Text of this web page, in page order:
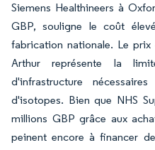
Siemens Healthineers à
GBP, souligne le coût
fabrication nationale. Le
Arthur représente la
d'infrastructure
d'isotopes. Bien que NHS
millions GBP grâce aux
peinent encore à financer